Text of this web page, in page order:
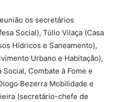
os secretários
Social), Túlio Vilaça (Casa
Hídricos e Saneamento),
Urbano e Habitação),
Combate à Fome e
Bezerra Mobilidade e
(secretário-chefe de